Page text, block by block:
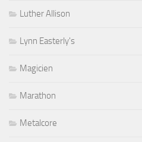
Luther Allison
Lynn Easterly's
Magicien
Marathon
Metalcore